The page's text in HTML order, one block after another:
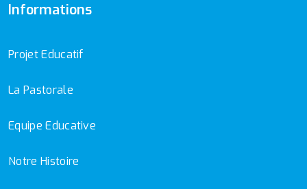
Informations
Projet Educatif
La Pastorale
Equipe Educative
Notre Histoire